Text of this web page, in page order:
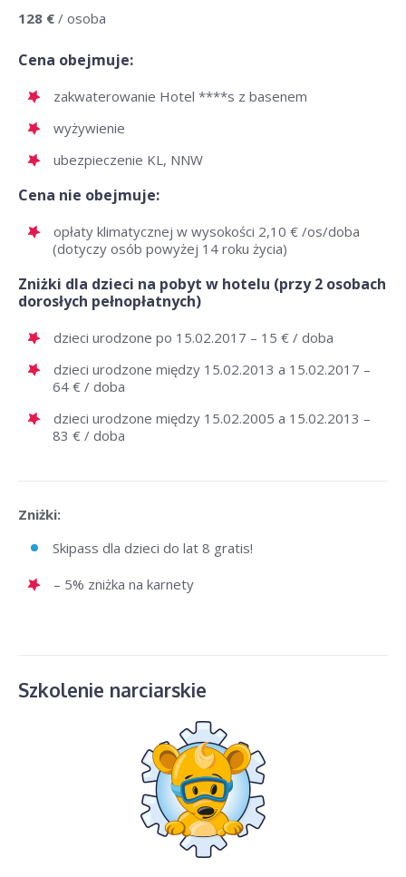
128 € / osoba
Cena obejmuje:
zakwaterowanie Hotel ****s z basenem
wyżywienie
ubezpieczenie KL, NNW
Cena nie obejmuje:
opłaty klimatycznej w wysokości 2,10 € /os/doba
(dotyczy osób powyżej 14 roku życia)
Zniżki dla dzieci na pobyt w hotelu (przy 2 osobach
dorosłych pełnopłatnych)
dzieci urodzone po 15.02.2017 – 15 € / doba
dzieci urodzone między 15.02.2013 a 15.02.2017 –
64 € / doba
dzieci urodzone między 15.02.2005 a 15.02.2013 –
83 € / doba
Zniżki:
Skipass dla dzieci do lat 8 gratis!
– 5% zniżka na karnety
Szkolenie narciarskie